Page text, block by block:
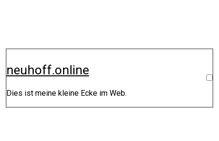
neuhoff.online
Dies ist meine kleine Ecke im Web.